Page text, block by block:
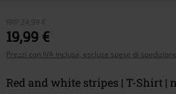
RRP 24,99 €
19,99 €
Prezzi con IVA inclusa, escluse spese di spedizione
Red and white stripes | T-Shirt |